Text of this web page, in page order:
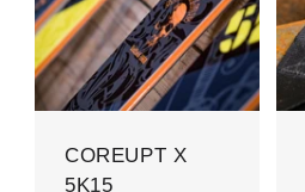
COREUPT X
5K15